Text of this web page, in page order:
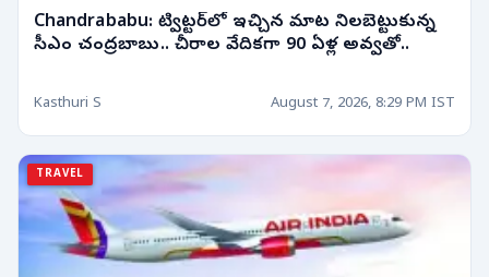
Chandrababu: ట్విట్టర్‌లో ఇచ్చిన మాట నిలబెట్టుకున్న
సీఎం చంద్రబాబు.. చీరాల వేదికగా 90 ఏళ్ల అవ్వతో..
Kasthuri S August 7, 2026, 8:29 PM IST
TRAVEL